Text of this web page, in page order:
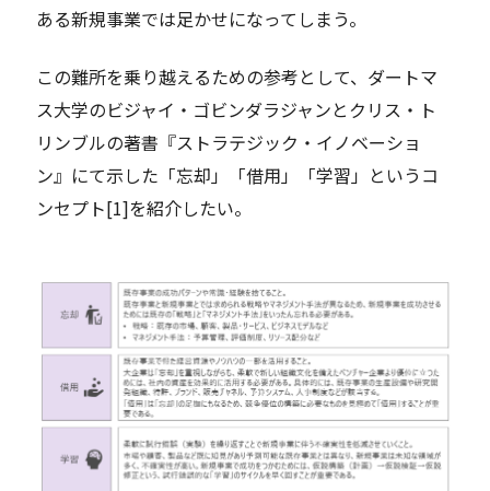
ある新規事業では足かせになってしまう。
この難所を乗り越えるための参考として、ダートマ
ス大学のビジャイ・ゴビンダラジャンとクリス・ト
リンブルの著書『ストラテジック・イノベーショ
ン』にて示した「忘却」「借用」「学習」というコ
ンセプト[1]を紹介したい。